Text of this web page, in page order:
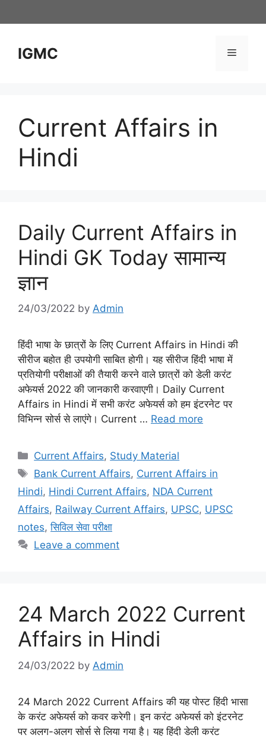
to
IGMC Menu
Current Affairs in
Hindi
Daily Current Affairs in
Hindi GK Today सामान्य
ज्ञान
24/03/2022 by Admin
हिंदी भाषा के छात्रों के लिए Current Affairs in Hindi की
सीरीज बहोत ही उपयोगी साबित होगी। यह सीरीज हिंदी भाषा में
प्रतियोगी परीक्षाओं की तैयारी करने वाले छात्रों को डेली करंट
अफेयर्स 2022 की जानकारी करवाएगी। Daily Current
Affairs in Hindi में सभी करंट अफेयर्स को हम इंटरनेट पर
विभिन्न सोर्स से लाएंगे। Current … Read more
Categories
Current Affairs, Study Material
Tags
Bank Current Affairs, Current Affairs in
Hindi, Hindi Current Affairs, NDA Current
Affairs, Railway Current Affairs, UPSC, UPSC
notes,सिविल सेवा परीक्षा
Leave a comment
24 March 2022 Current
Affairs in Hindi
24/03/2022 by Admin
24 March 2022 Current Affairs की यह पोस्ट हिंदी भासा
के करंट अफेयर्स को कवर करेगी। इन करंट अफेयर्स को इंटरनेट
पर अलग-अलग सोर्स से लिया गया है। यह हिंदी डेली करंट